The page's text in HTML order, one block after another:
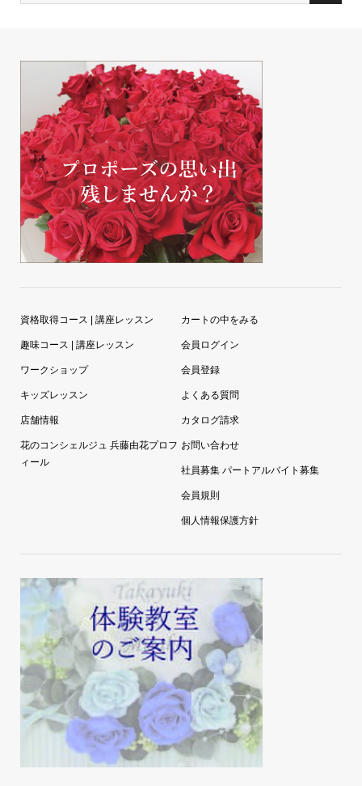
資格取得コース | 講座レッスン
趣味コース | 講座レッスン
ワークショップ
キッズレッスン
店舗情報
花のコンシェルジュ 兵藤由花プロフ
ィール
カートの中をみる
会員ログイン
会員登録
よくある質問
カタログ請求
お問い合わせ
社員募集 パートアルバイト募集
会員規則
個人情報保護方針